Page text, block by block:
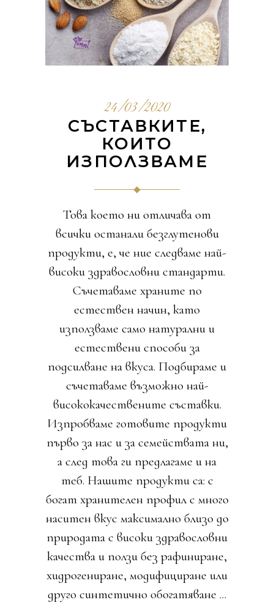
24/03/2020
СЪСТАВКИТЕ,
КОИТО
ИЗПОЛЗВАМЕ
Това което ни отличава от
всички останали безглутенови
продукти, е, че ние следваме най-
високи здравословни стандарти.
Съчетаваме храните по
естествен начин, като
използваме само натурални и
естествени способи за
подсилване на вкуса. Подбираме и
съчетаваме възможно най-
висококачествените съставки.
Изпробваме готовите продукти
първо за нас и за семействата ни,
а след това ги предлагаме и на
теб. Нашите продукти са: с
богат хранителен профил с много
наситен вкус максимално близо до
природата с високи здравословни
качества и ползи без рафиниране,
хидрогениране, модифициране или
друго синтетично обогатяване